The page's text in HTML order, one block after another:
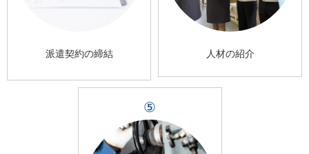
派遣契約の締結 人材の紹介
⑤